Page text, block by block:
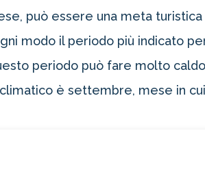
può essere una meta
modo il periodo più indicato
periodo può fare molto
è settembre, mese in